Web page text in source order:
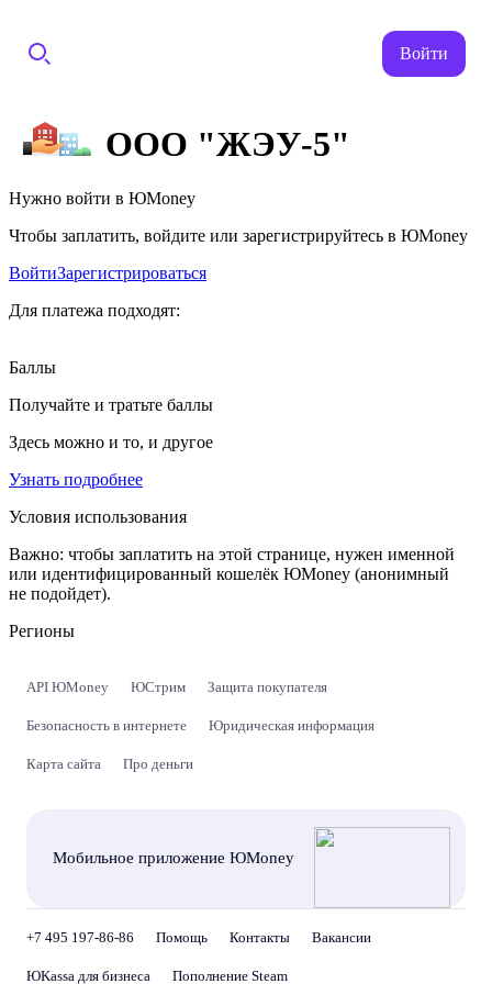
Войти
ООО "ЖЭУ-5"
Нужно войти в ЮMoney
Чтобы заплатить, войдите или зарегистрируйтесь в ЮMoney
ВойтиЗарегистрироваться
Для платежа подходят:
Баллы
Получайте и тратьте баллы
Здесь можно и то, и другое
Узнать подробнее
Условия использования
Важно: чтобы заплатить на этой странице, нужен именной
или идентифицированный кошелёк ЮMoney (анонимный
не подойдет).
Регионы
API ЮMoney ЮСтрим Защита покупателя
Безопасность в интернете Юридическая информация
Карта сайта Про деньги
Мобильное приложение ЮMoney
+7 495 197-86-86 Помощь Контакты Вакансии
ЮKassa для бизнеса Пополнение Steam